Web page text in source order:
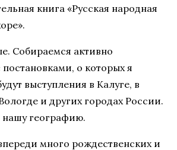
книга «Русская народная
Собираемся активно
постановками, о которых я
выступления в Калуге, в
и других городах России.
географию.
много рождественских и